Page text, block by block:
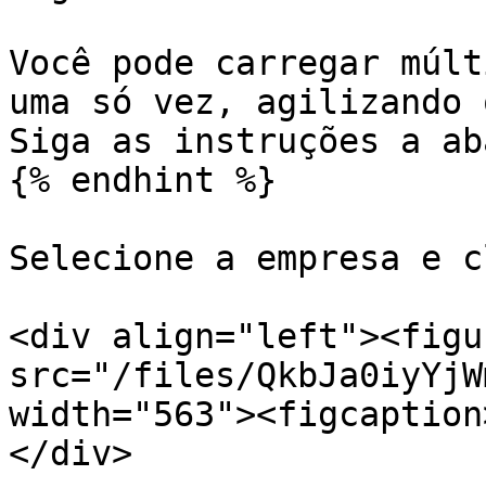
Você pode carregar
uma só vez,
Siga as instruções a
{% endhint %}
Selecione a empresa
<div
src="/files/
</div>